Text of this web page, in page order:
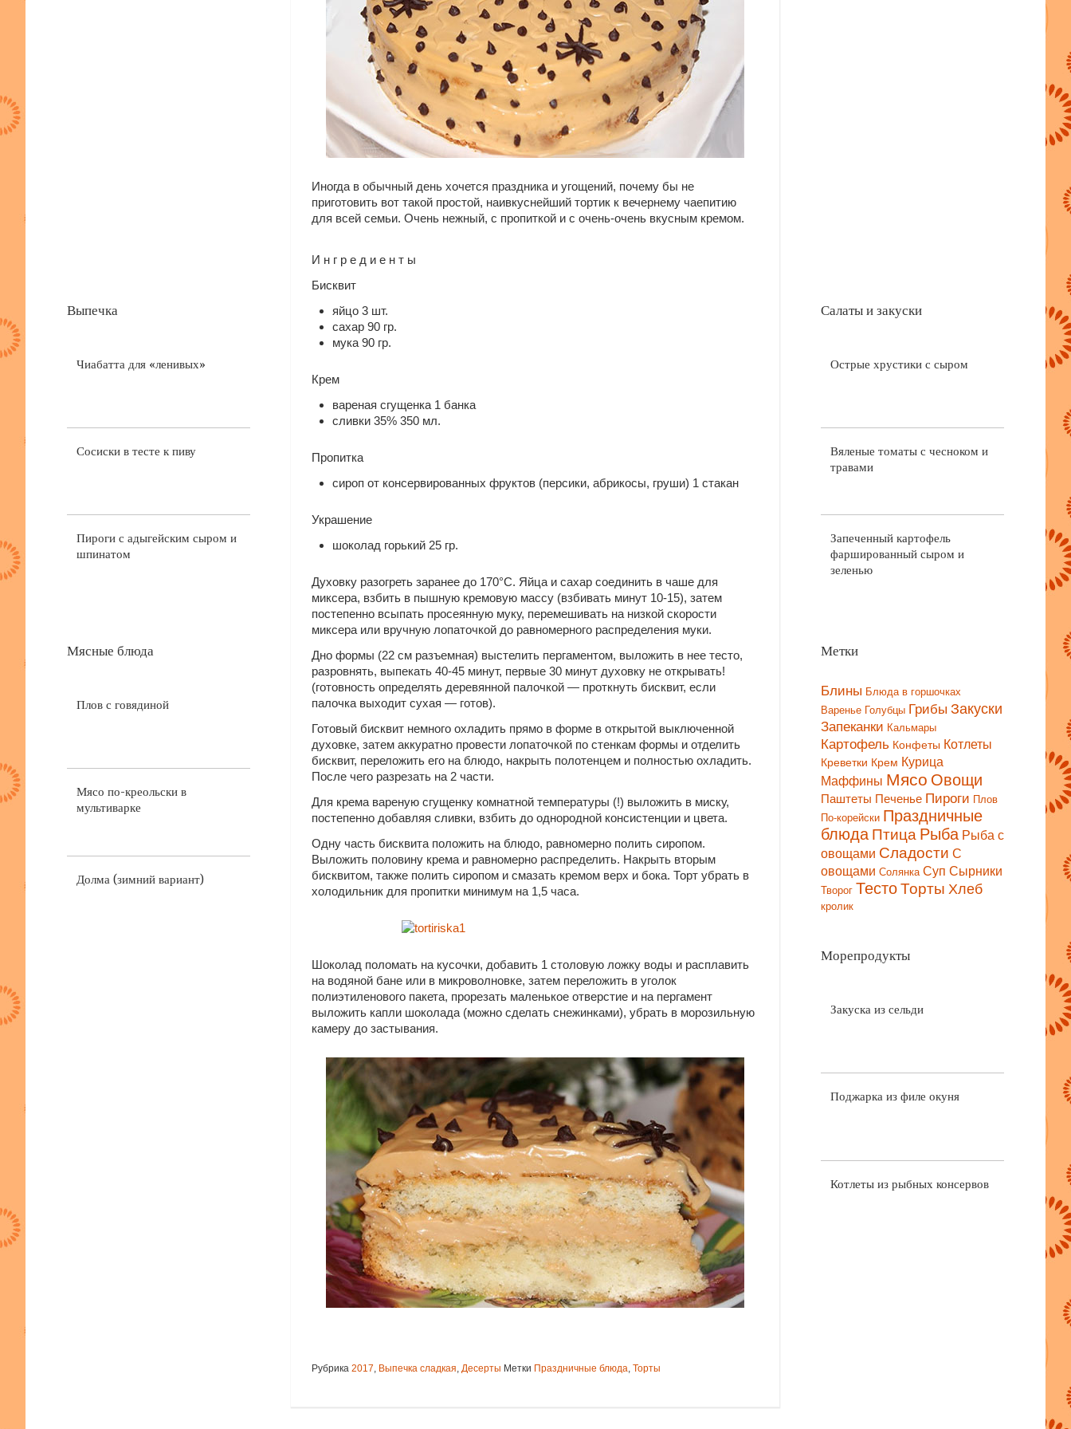
Иногда в обычный день хочется праздника и угощений, почему бы не
приготовить вот такой простой, наивкуснейший тортик к вечернему чаепитию
для всей семьи. Очень нежный, с пропиткой и с очень-очень вкусным кремом.
И н г р е д и е н т ы
Бисквит
яйцо 3 шт.
сахар 90 гр.
мука 90 гр.
Крем
вареная сгущенка 1 банка
сливки 35% 350 мл.
Пропитка
сироп от консервированных фруктов (персики, абрикосы, груши) 1 стакан
Украшение
шоколад горький 25 гр.
Духовку разогреть заранее до 170°С. Яйца и сахар соединить в чаше для
миксера, взбить в пышную кремовую массу (взбивать минут 10-15), затем
постепенно всыпать просеянную муку, перемешивать на низкой скорости
миксера или вручную лопаточкой до равномерного распределения муки.
Дно формы (22 см разъемная) выстелить пергаментом, выложить в нее тесто,
разровнять, выпекать 40-45 минут, первые 30 минут духовку не открывать!
(готовность определять деревянной палочкой — проткнуть бисквит, если
палочка выходит сухая — готов).
Готовый бисквит немного охладить прямо в форме в открытой выключенной
духовке, затем аккуратно провести лопаточкой по стенкам формы и отделить
бисквит, переложить его на блюдо, накрыть полотенцем и полностью охладить.
После чего разрезать на 2 части.
Для крема вареную сгущенку комнатной температуры (!) выложить в миску,
постепенно добавляя сливки, взбить до однородной консистенции и цвета.
Одну часть бисквита положить на блюдо, равномерно полить сиропом.
Выложить половину крема и равномерно распределить. Накрыть вторым
бисквитом, также полить сиропом и смазать кремом верх и бока. Торт убрать в
холодильник для пропитки минимум на 1,5 часа.
Шоколад поломать на кусочки, добавить 1 столовую ложку воды и расплавить
на водяной бане или в микроволновке, затем переложить в уголок
полиэтиленового пакета, прорезать маленькое отверстие и на пергамент
выложить капли шоколада (можно сделать снежинками), убрать в морозильную
камеру до застывания.
Рубрика 2017 Выпечка сладкая Десерты Метки Праздничные блюда Торты
Выпечка
Чиабатта для «ленивых»
Сосиски в тесте к пиву
Пироги с адыгейским сыром и
шпинатом
Мясные блюда
Плов с говядиной
Мясо по-креольски в
мультиварке
Долма (зимний вариант)
Салаты и закуски
Острые хрустики с сыром
Вяленые томаты с чесноком и
травами
Запеченный картофель
фаршированный сыром и
зеленью
Метки
Блины Блюда в горшочках
Варенье Голубцы Грибы Закуски
Запеканки Кальмары
Картофель Конфеты Котлеты
Креветки Крем Курица
Маффины Мясо Овощи
Паштеты Печенье Пироги Плов
По-корейски Праздничные
блюда Птица Рыба Рыба с
овощами Сладости С
овощами Солянка Суп Сырники
Творог ТестоТорты Хлеб
кролик
Морепродукты
Закуска из сельди
Поджарка из филе окуня
Котлеты из рыбных консервов